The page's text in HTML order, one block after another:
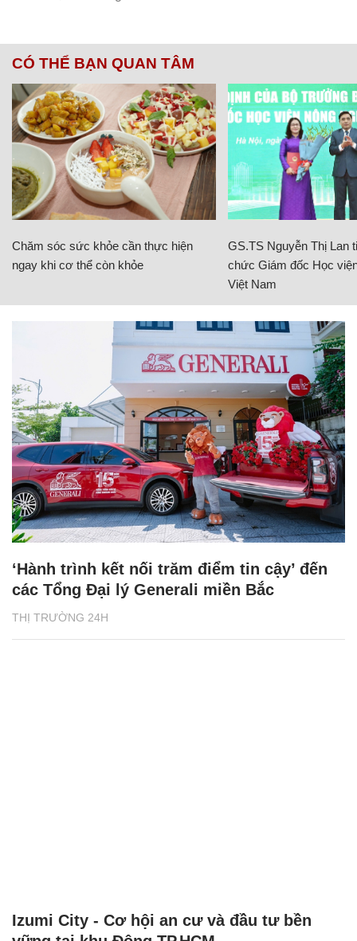
CÓ THỂ BẠN QUAN TÂM
Chăm sóc sức khỏe cần thực hiện
ngay khi cơ thể còn khỏe
GS.TS Nguyễn Thị Lan
chức Giám đốc Học
Việt Nam
THỊ TRƯỜNG 24H
‘Hành trình kết nối trăm điểm tin cậy’ đến
các Tổng Đại lý Generali miền Bắc
Izumi City - Cơ hội an cư và đầu tư bền